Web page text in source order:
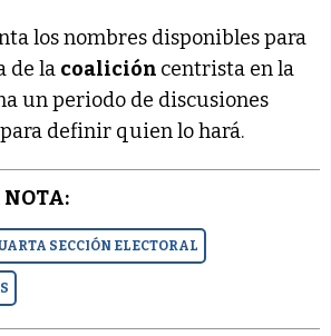
los nombres disponibles para
de la coalición centrista en la
un periodo de discusiones
definir quien lo hará.
NOTA:
SECCIÓN ELECTORAL